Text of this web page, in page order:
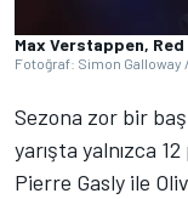
Max Verstappen,
Fotoğraf: Simon Galloway
Sezona zor bir
yarışta yalnızca
Pierre Gasly ile